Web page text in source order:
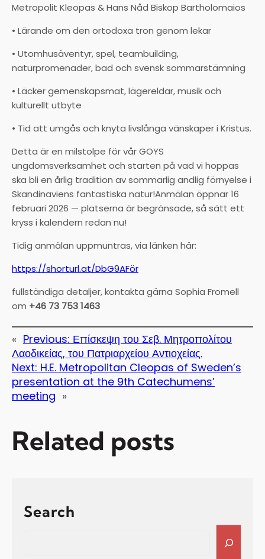
Metropolit Kleopas & Hans Nåd Biskop Bartholomaios
• Lärande om den ortodoxa tron genom lekar
• Utomhusäventyr, spel, teambuilding,
naturpromenader, bad och svensk sommarstämning
• Läcker gemenskapsmat, lägereldar, musik och
kulturellt utbyte
• Tid att umgås och knyta livslånga vänskaper i Kristus.
Detta är en milstolpe för vår GOYS
ungdomsverksamhet och starten på vad vi hoppas
ska bli en årlig tradition av sommarlig andlig förnyelse i
Skandinaviens fantastiska natur!Anmälan öppnar 16
februari 2026 — platserna är begränsade, så sätt ett
kryss i kalendern redan nu!
Tidig anmälan uppmuntras, via länken här:
https://shorturl.at/DbG9AFör
fullständiga detaljer, kontakta gärna Sophia Fromell
om +46 73 753 1463
« Previous: Επίσκεψη του Σεβ. Μητροπολίτου
Λαοδικείας, του Πατριαρχείου Αντιοχείας.
Next: H.E. Metropolitan Cleopas of Sweden’s
presentation at the 9th Catechumens’
meeting »
Related posts
Search